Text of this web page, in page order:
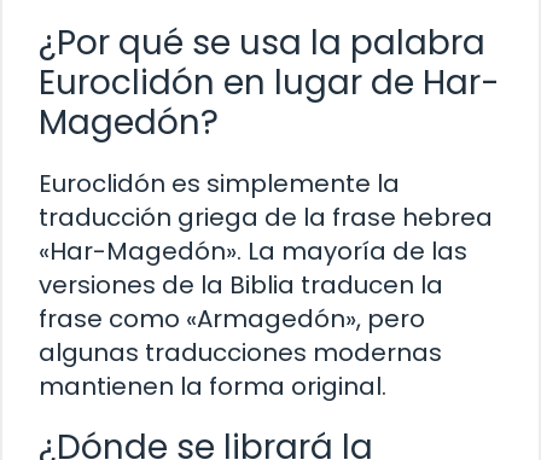
¿Por qué se usa la palabra
Euroclidón en lugar de Har-
Magedón?
Euroclidón es simplemente la
traducción griega de la frase hebrea
«Har-Magedón». La mayoría de las
versiones de la Biblia traducen la
frase como «Armagedón», pero
algunas traducciones modernas
mantienen la forma original.
¿Dónde se librará la